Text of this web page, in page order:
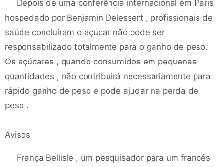
Depois de uma conferência internacional em Paris
hospedado por Benjamin Delessert , profissionais de
saúde concluíram o açúcar não pode ser
responsabilizado totalmente para o ganho de peso.
Os açúcares , quando consumidos em pequenas
quantidades , não contribuirá necessariamente para
rápido ganho de peso e pode ajudar na perda de
peso .
Avisos
França Bellisle , um pesquisador para um francês